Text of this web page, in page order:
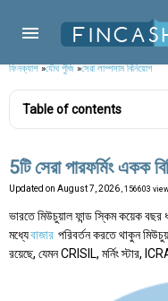
ফিনক্যাশ»যৌথ পুঁজি»সেরা লাম্পসাম বিনিয়োগ
Table of contents
5টি সেরা পারফর্মিং
Updated on August 7, 2026 , 156603
ভারতে মিউচুয়াল ফান্ড স্কিম কয়েক
মধ্যেবাজার পরিবর্তন করতে থাকুন
রয়েছে, যেমন CRISIL, মর্নিং স্টার,